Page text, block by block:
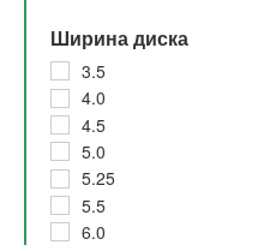
Ширина диска
3.5
4.0
4.5
5.0
5.25
5.5
6.0